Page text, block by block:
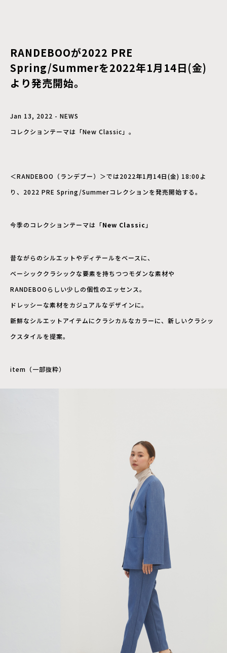
RANDEBOOが2022 PRE
Spring/Summerを2022年1月14日(金)
より発売開始。
Jan 13, 2022 - NEWS
コレクションテーマは「New Classic」。
＜RANDEBOO（ランデブー）＞では2022年1月14日(金) 18:00よ
り、2022 PRE Spring/Summerコレクションを発売開始する。
今季のコレクションテーマは「New Classic 」
昔ながらのシルエットやディテールをベースに、
ベーシッククラシックな要素を持ちつつモダンな素材や
RANDEBOOらしい少しの個性のエッセンス。
ドレッシーな素材をカジュアルなデザインに。
新鮮なシルエットアイテムにクラシカルなカラーに、新しいクラシッ
クスタイルを提案。
item（一部抜粋）